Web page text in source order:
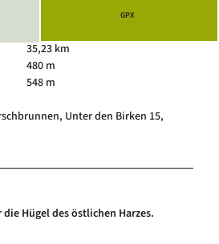
GPX
35,23 km
480 m
548 m
Unter den Birken 15,
Hügel des östlichen Harzes.